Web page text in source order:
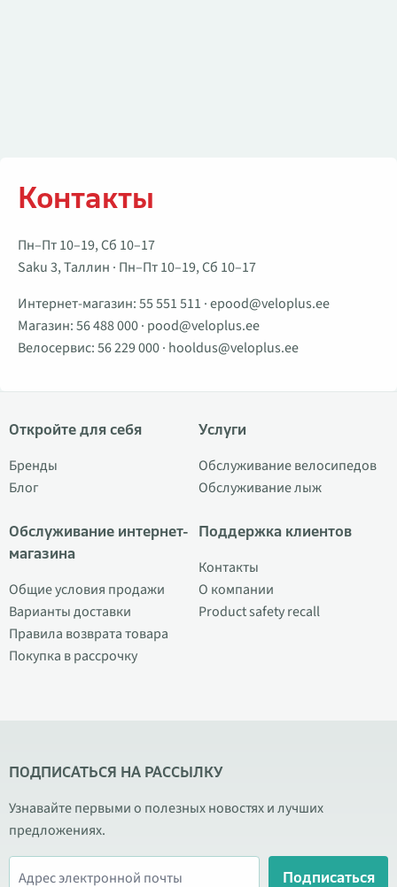
Контакты
Пн–Пт 10–19, Сб 10–17
Saku 3, Таллин · Пн–Пт 10–19, Сб 10–17
Интернет-магазин:55 551 511 ·epood@veloplus.ee
Магазин:56 488 000· pood@veloplus.ee
Велосервис:56 229 000· hooldus@veloplus.ee
Откройте для себя
Бренды
Блог
Обслуживание интернет-
магазина
Общие условия продажи
Варианты доставки
Правила возврата товара
Покупка в рассрочку
Услуги
Обслуживание велосипедов
Обслуживание лыж
Поддержка клиентов
Контакты
О компании
Product safety recall
ПОДПИСАТЬСЯ НА РАССЫЛКУ
Узнавайте первыми о полезных новостях и лучших
предложениях.
Подписаться